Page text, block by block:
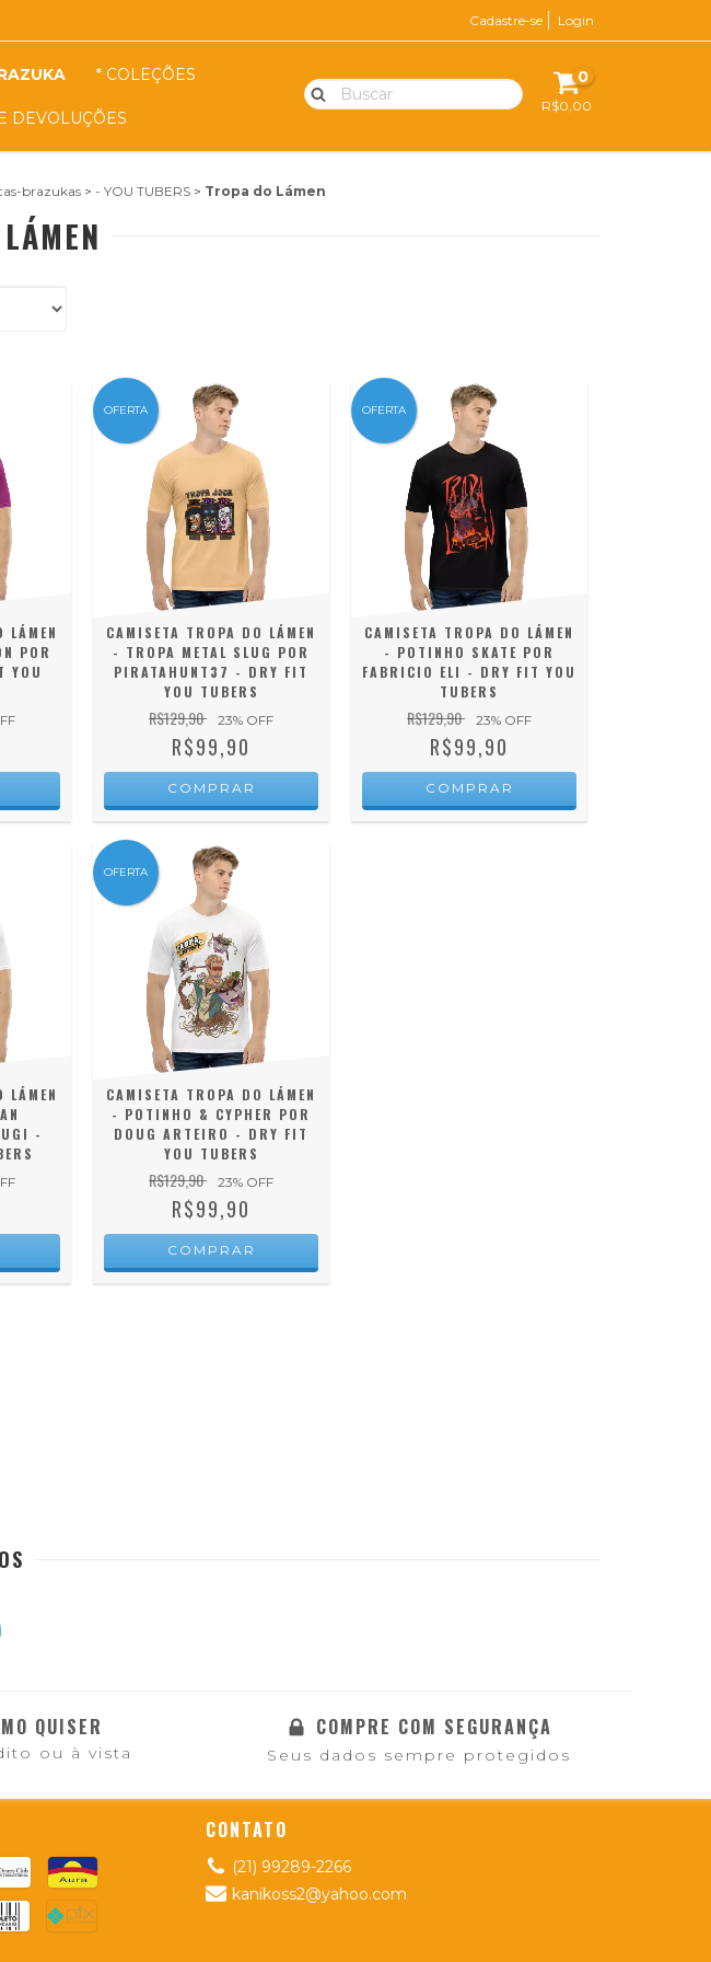
Cadastre-se Login
* COLEÇÕES
DEVOLUÇÕES
0
R$0,00
brazukas > - YOU TUBERS > Tropa do Lámen
LÁMEN
POR
YOU
OFERTA
CAMISETA TROPA DO LÁMEN
- TROPA METAL SLUG POR
PIRATAHUNT37 - DRY FIT
YOU TUBERS
R$129,90 23% OFF
R$99,90
COMPRAR
OFERTA
CAMISETA TROPA DO LÁMEN
- POTINHO SKATE POR
FABRICIO ELI - DRY FIT YOU
TUBERS
R$129,90 23% OFF
R$99,90
COMPRAR
LÁMEN
-
OFERTA
CAMISETA TROPA DO LÁMEN
- POTINHO & CYPHER POR
DOUG ARTEIRO - DRY FIT
YOU TUBERS
R$129,90 23% OFF
R$99,90
COMPRAR
QUISER
ou à vista
COMPRE COM SEGURANÇA
Seus dados sempre protegidos
CONTATO
(21) 99289-2266
kanikoss2@yahoo.com